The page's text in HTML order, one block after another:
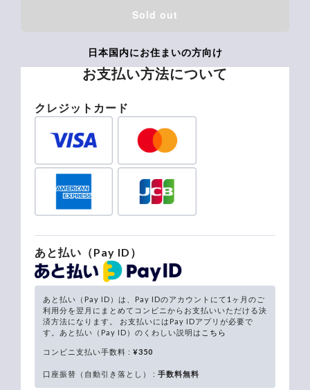
Sold out
日本国内にお住まいの方向け
お支払い方法について
クレジットカード
あと払い（Pay ID）
あと払い（Pay ID）は、Pay IDのアカウントにて1ヶ月のご
利用分を翌月にまとめてコンビニからお支払いいただける決
済方法になります。 お支払いにはPay IDアプリが必要で
す。あと払い（Pay ID）のくわしい説明は こちら
コンビニ支払い手数料 : ¥350
口座振替（自動引き落とし） : 手数料無料